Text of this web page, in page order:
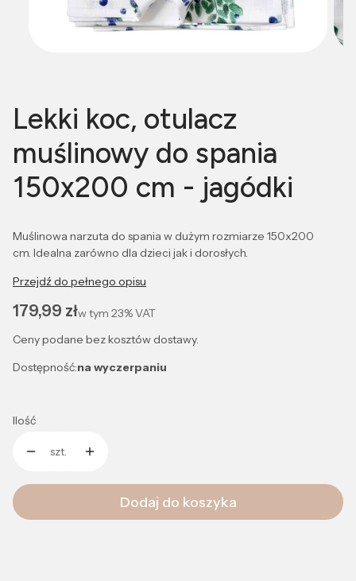
Lekki koc, otulacz
muślinowy do spania
150x200 cm - jagódki
Muślinowa narzuta do spania w dużym rozmiarze 150x200
cm. Idealna zarówno dla dzieci jak i dorosłych.
Przejdź do pełnego opisu
Cena
179,99 złw tym 23%VAT
Ceny podane bez kosztów dostawy.
Dostępność:na wyczerpaniu
Ilość
szt.
Dodaj do koszyka